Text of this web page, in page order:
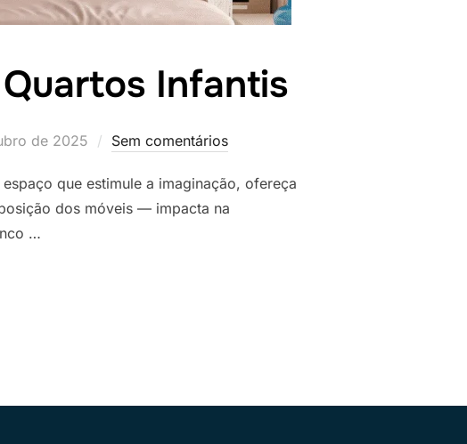
Infantis
de 2025 Sem comentários
que estimule a imaginação, ofereça
dos móveis — impacta na
…
PARA DECORAR QUARTOS INFANTIS”